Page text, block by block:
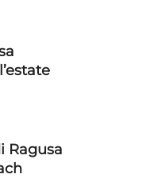
Ragusa